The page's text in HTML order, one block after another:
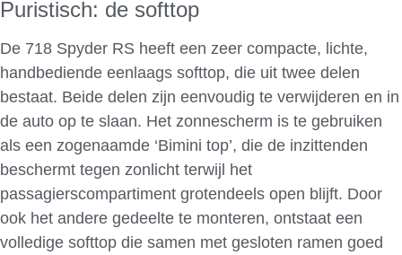
Puristisch: de softtop
De 718 Spyder RS heeft een zeer compacte, lichte,
handbediende eenlaags softtop, die uit twee delen
bestaat. Beide delen zijn eenvoudig te verwijderen en in
de auto op te slaan. Het zonnescherm is te gebruiken
als een zogenaamde ‘Bimini top’, die de inzittenden
beschermt tegen zonlicht terwijl het
passagierscompartiment grotendeels open blijft. Door
ook het andere gedeelte te monteren, ontstaat een
volledige softtop die samen met gesloten ramen goed